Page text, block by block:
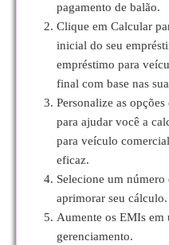
pagamento de balão.
Clique em Calcular
inicial do seu
empréstimo para
final com base nas
Personalize as
para ajudar você a
para veículo
eficaz.
Selecione um
aprimorar seu cálculo.
Aumente os EMIs em
gerenciamento.